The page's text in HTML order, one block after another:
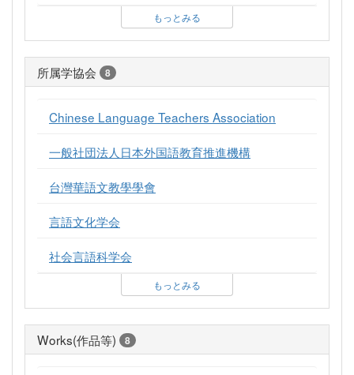
もっとみる
所属学協会 8
Chinese Language Teachers Association
一般社団法人日本外国語教育推進機構
台灣華語文教學學會
言語文化学会
社会言語科学会
もっとみる
Works(作品等) 8